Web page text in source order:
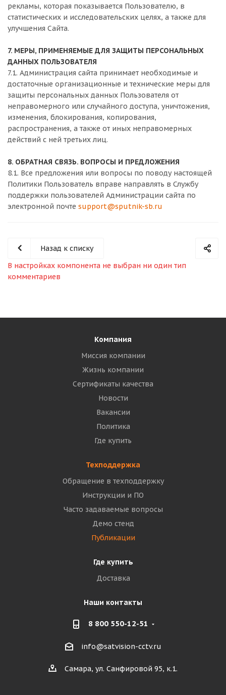
рекламы, которая показывается Пользователю, в
статистических и исследовательских целях, а также для
улучшения Сайта.
7. МЕРЫ, ПРИМЕНЯЕМЫЕ ДЛЯ ЗАЩИТЫ ПЕРСОНАЛЬНЫХ
ДАННЫХ ПОЛЬЗОВАТЕЛЯ
7.1. Администрация сайта принимает необходимые и
достаточные организационные и технические меры для
защиты персональных данных Пользователя от
неправомерного или случайного доступа, уничтожения,
изменения, блокирования, копирования,
распространения, а также от иных неправомерных
действий с ней третьих лиц.
8. ОБРАТНАЯ СВЯЗЬ. ВОПРОСЫ И ПРЕДЛОЖЕНИЯ
8.1. Все предложения или вопросы по поводу настоящей
Политики Пользователь вправе направлять в Службу
поддержки пользователей Администрации сайта по
электронной почте support@sputnik-sb.ru
Назад к списку
В настройках компонента не выбран ни один тип
комментариев
Компания
Миссия компании
Жизнь компании
Сертификаты качества
Новости
Вакансии
Политика
Где купить
Техподдержка
Обращение в техподдержку
Инструкции и ПО
Часто задаваемые вопросы
Демо стенд
Публикации
Где купить
Доставка
Наши контакты
8 800 550-12-51
info@satvision-cctv.ru
Самара, ул. Санфировой 95, к.1.